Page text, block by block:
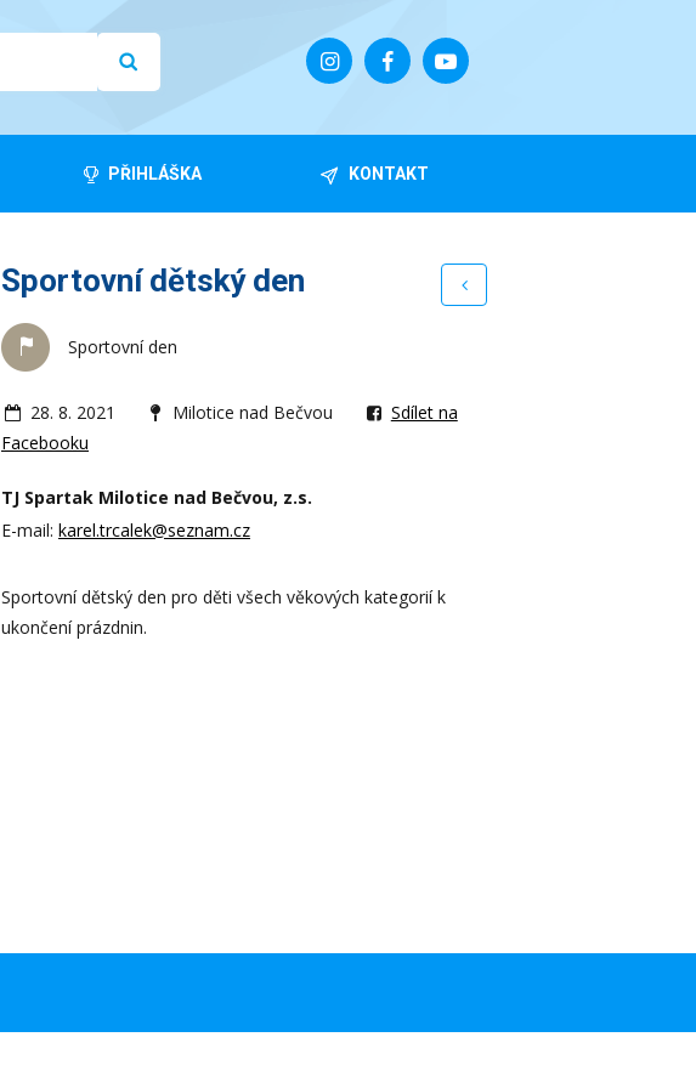
PŘIHLÁŠKA KONTAKT
Sportovní dětský den
Sportovní den
28. 8. 2021 Milotice nad Bečvou
Sdílet na
Facebooku
TJ Spartak Milotice nad Bečvou, z.s.
E-mail: karel.trcalek@seznam.cz
Sportovní dětský den pro děti všech věkových kategorií k
ukončení prázdnin.